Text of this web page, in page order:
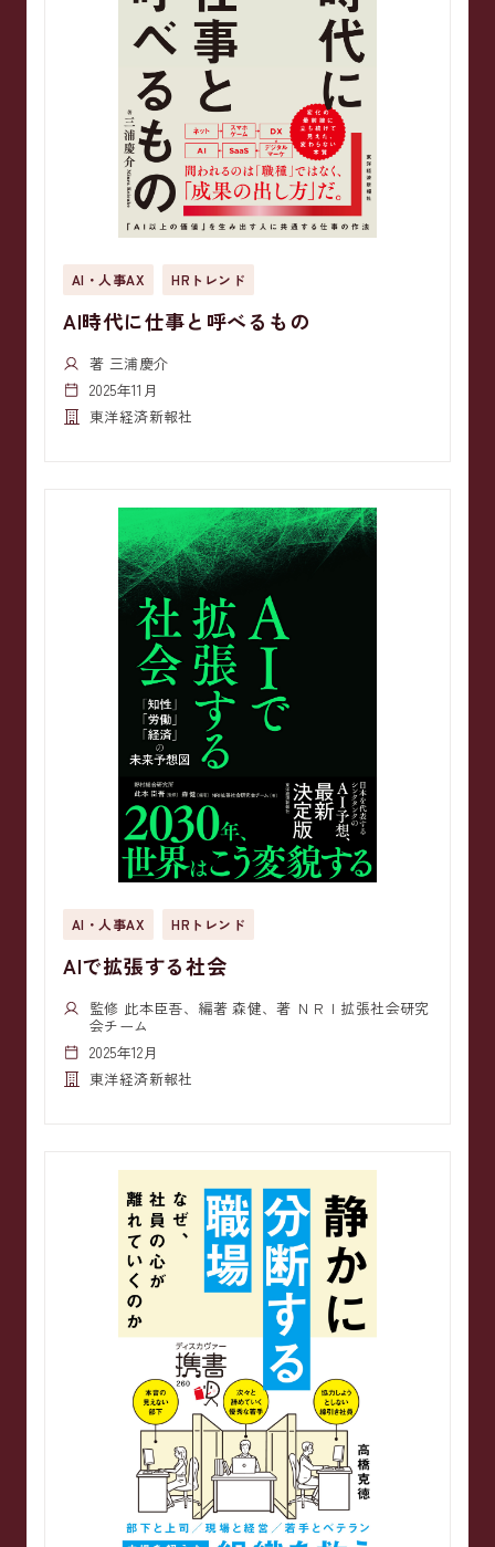
AI・人事AX HRトレンド
AI時代に仕事と呼べるもの
著 三浦慶介
2025年11月
東洋経済新報社
AI・人事AX HRトレンド
AIで拡張する社会
監修 此本臣吾、編著 森健、著 ＮＲＩ拡張社会研究
会チーム
2025年12月
東洋経済新報社